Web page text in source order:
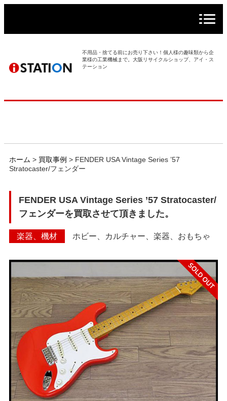
不用品・捨てる前にお売り下さい！個人様の趣味類から企
業様の工業機械まで。大阪リサイクルショップ、アイ・ス
テーション
ホーム > 買取事例 > FENDER USA Vintage Series ’57
Stratocaster/フェンダー
FENDER USA Vintage Series ’57 Stratocaster/
フェンダーを買取させて頂きました。
楽器、機材 ホビー、カルチャー、楽器、おもちゃ
> 買取事例
> 発送買取
> よくあるご質問
> 遺品整理
> 工場閉鎖に伴う一括整理
> 債務・任意整理担当の弁
護士さまへ
> おもちゃ・ホビー・楽器
等・マニア品・コレクタ
ーズアイテム
> 厨房機器・店舗用品買取